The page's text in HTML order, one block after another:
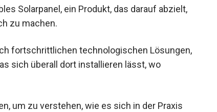
Solarpanel, ein Produkt, das darauf abzielt,
zu machen.
fortschrittlichen technologischen Lösungen,
sich überall dort installieren lässt, wo
um zu verstehen, wie es sich in der Praxis